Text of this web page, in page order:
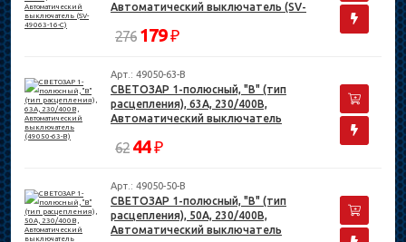
Автоматический выключатель (SV-
276 179₽
Арт.: 49050-63-B
СВЕТОЗАР 1-полюсный, "B" (тип
расцепления), 63А, 230/400В,
Автоматический выключатель
62 44₽
Арт.: 49050-50-B
СВЕТОЗАР 1-полюсный, "B" (тип
расцепления), 50А, 230/400В,
Автоматический выключатель